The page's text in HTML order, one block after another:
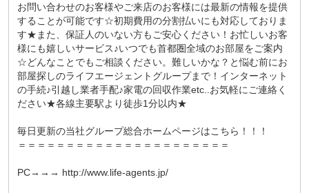
お問い合わせのお客様やご来店のお客様には最新の情報を提供
することが可能です☆初期費用の分割払いにも対応しておりま
す★また、保証人のいない方もご安心ください！お忙しいお客
様にも嬉しいサービス♪いつでも首都圏全域のお部屋をご案内
☆どんなことでもご相談ください。難しいかな？と悩む前にお
部屋探しのライフエージェントグループまで！インターネット
の手続♪引越し業者手配♪家電の回収作業etc..お気軽にご連絡く
ださい★各線主要駅より徒歩1分以内★
毎日更新の当社グループ総合ホームページはこちら！！！
＝＝＝＝＝＝＝＝＝＝＝＝＝＝＝＝＝＝＝＝＝＝
PC→→→ http://www.life-agents.jp/